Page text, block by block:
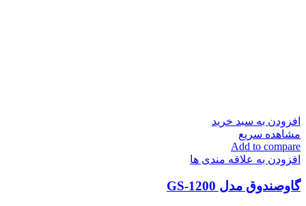
افزودن به سبد خرید
مشاهده سریع
Add to compare
افزودن به علاقه مندی ها
گاوصندوق مدل GS-1200